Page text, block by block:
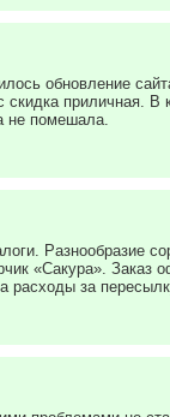
обновление
приличная. В
не помешала.
Разнообразие
«Сакура». Заказ
расходы за